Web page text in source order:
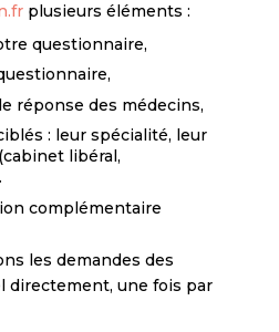
plusieurs éléments :
questionnaire,
réponse des médecins,
: leur spécialité, leur
libéral,
complémentaire
les demandes des
directement, une fois par